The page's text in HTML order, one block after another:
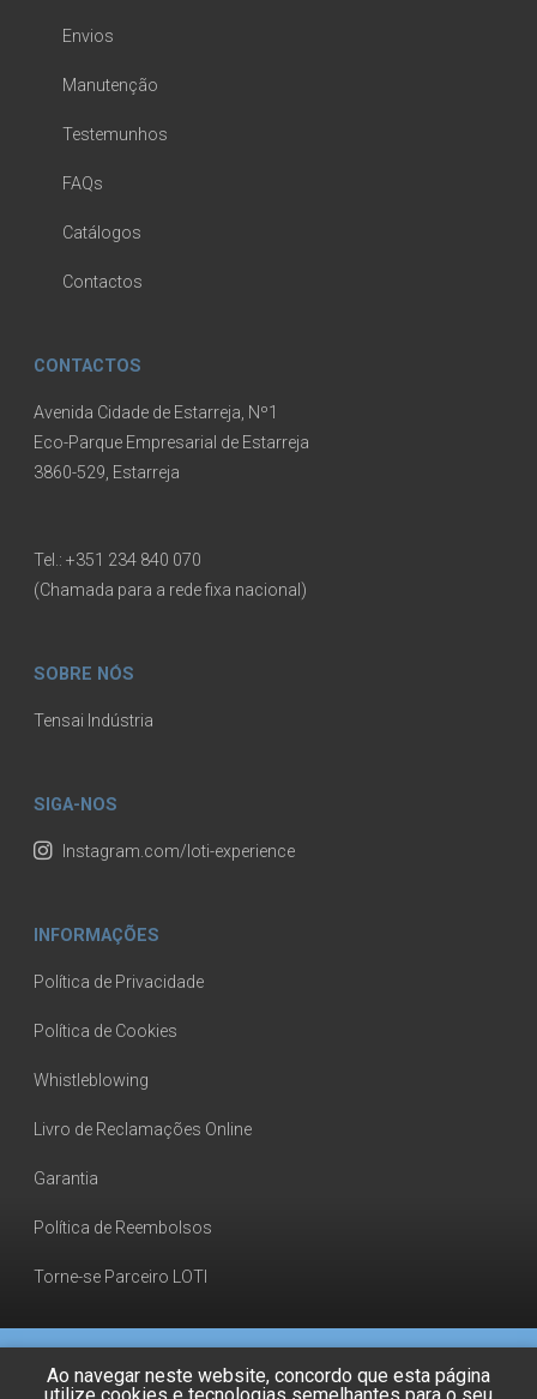
Envios
Manutenção
Testemunhos
FAQs
Catálogos
Contactos
CONTACTOS
Avenida Cidade de Estarreja, Nº1
Eco-Parque Empresarial de Estarreja
3860-529, Estarreja
Tel.: +351 234 840 070
(Chamada para a rede fixa nacional)
SOBRE NÓS
Tensai Indústria
SIGA-NOS
Instagram.com/loti-experience
INFORMAÇÕES
Política de Privacidade
Política de Cookies
Whistleblowing
Livro de Reclamações Online
Garantia
Política de Reembolsos
Torne-se Parceiro LOTI
Ao navegar neste website, concordo que esta página